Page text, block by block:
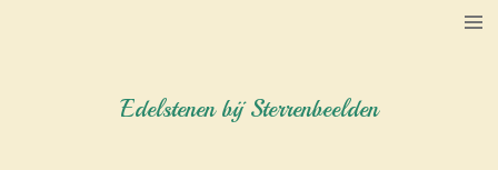
Edelstenen bij Sterrenbeelden